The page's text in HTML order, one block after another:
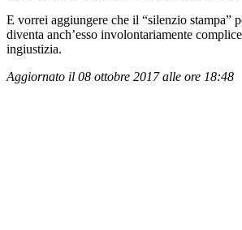
E vorrei aggiungere che il “silenzio stampa”
diventa anch’esso involontariamente
ingiustizia.
Aggiornato il 08 ottobre 2017 alle ore 18:48